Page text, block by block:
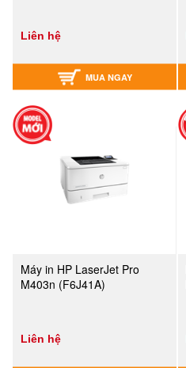
Liên hệ
MUA NGAY
Máy in HP LaserJet Pro
M403n (F6J41A)
Liên hệ